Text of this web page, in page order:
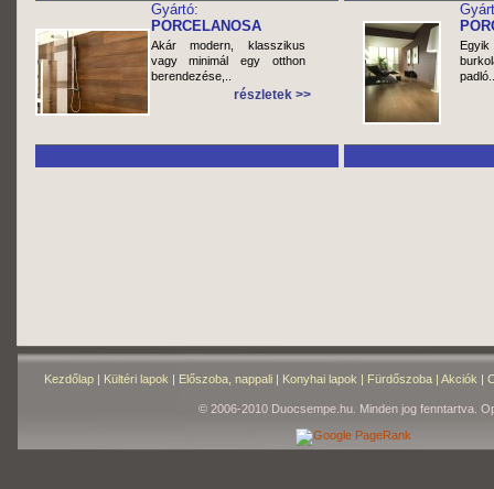
Gyártó:
PORCELANOSA
Akár modern, klasszikus
vagy minimál egy otthon
berendezése,..
részletek >>
padló..
Kezdőlap | Kültéri lapok | Előszoba, nappali | Konyhai lapok | Fürdőszoba | Akciók |
© 2006-2010 Duocsempe.hu. Minden jog fenntartva.